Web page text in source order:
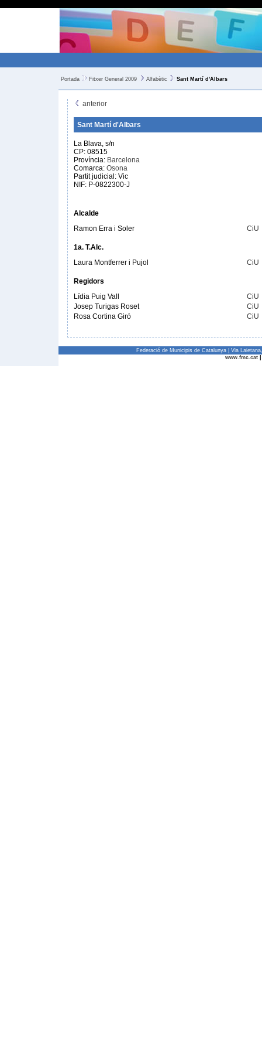
Portada Fitxer General 2009 Alfabètic Sant Martí d'Albars
anterior
Sant Martí d'Albars
La Blava, s/n
CP: 08515
Província: Barcelona
Comarca: Osona
Partit judicial: Vic
NIF: P-0822300-J
Alcalde
Ramon Erra i Soler
CiU
1a. T.Alc.
Laura Montferrer i Pujol
CiU
Regidors
Lídia Puig Vall
CiU
Josep Turigas Roset
CiU
Rosa Cortina Giró
CiU
Federació de Municipis de Catalunya | Via
www.fmc.cat